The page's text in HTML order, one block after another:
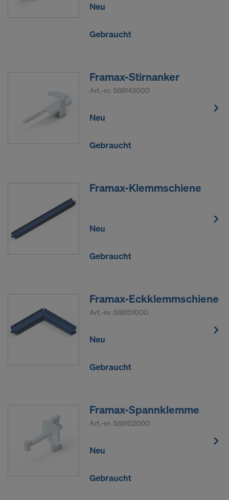
Neu
Gebraucht
Framax-Stirnanker
Art.-nr. 588143000
Neu
Gebraucht
Framax-Klemmschiene
Neu
Gebraucht
Framax-Eckklemmschiene
Art.-nr. 588151000
Neu
Gebraucht
Framax-Spannklemme
Art.-nr. 588152000
Neu
Gebraucht